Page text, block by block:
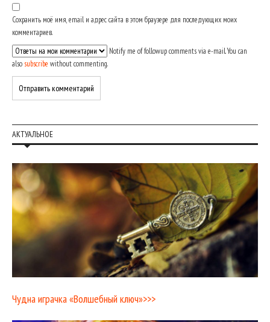
Сохранить моё имя, email и адрес сайта в этом браузере для последующих моих
комментариев.
Notify me of followup comments via e-mail. You can
also subscribe without commenting.
АКТУАЛЬНОЕ
Чудна играчка «Волшебный ключ»>>>